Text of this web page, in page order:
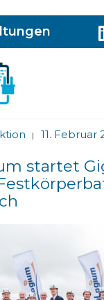
| 11. Februar
startet